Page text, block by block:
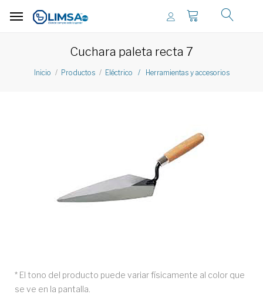
Cuchara paleta recta 7
Inicio Productos Eléctrico / Herramientas y accesorios
* El tono del producto puede variar físicamente al color que
se ve en la pantalla.